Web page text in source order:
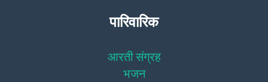
पारिवारिक
आरती संग्रह
भजन